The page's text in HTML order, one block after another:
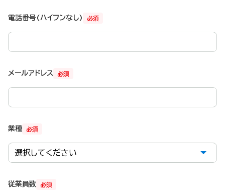
必須
電話番号(ハイフンなし)
必須
メールアドレス
必須
業種
必須
従業員数